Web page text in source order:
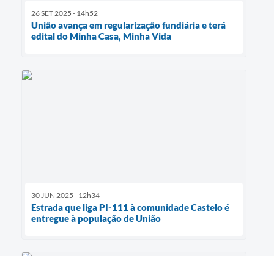
26 SET 2025 - 14h52
União avança em regularização fundiária e terá
edital do Minha Casa, Minha Vida
30 JUN 2025 - 12h34
Estrada que liga PI-111 à comunidade Castelo é
entregue à população de União